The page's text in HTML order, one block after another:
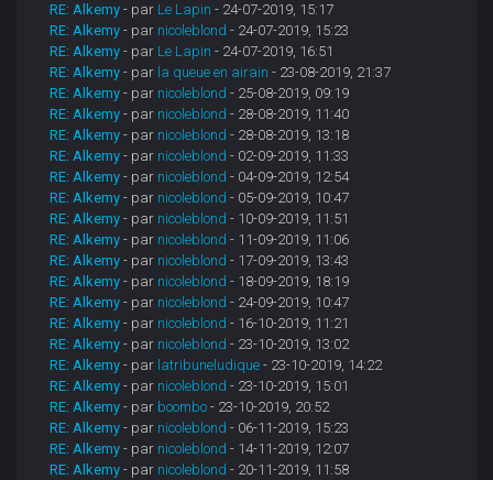
RE: Alkemy - par Le Lapin - 24-07-2019, 15:17
RE: Alkemy - par nicoleblond - 24-07-2019, 15:23
RE: Alkemy - par Le Lapin - 24-07-2019, 16:51
RE: Alkemy - par la queue en airain - 23-08-2019, 21:37
RE: Alkemy - par nicoleblond - 25-08-2019, 09:19
RE: Alkemy - par nicoleblond - 28-08-2019, 11:40
RE: Alkemy - par nicoleblond - 28-08-2019, 13:18
RE: Alkemy - par nicoleblond - 02-09-2019, 11:33
RE: Alkemy - par nicoleblond - 04-09-2019, 12:54
RE: Alkemy - par nicoleblond - 05-09-2019, 10:47
RE: Alkemy - par nicoleblond - 10-09-2019, 11:51
RE: Alkemy - par nicoleblond - 11-09-2019, 11:06
RE: Alkemy - par nicoleblond - 17-09-2019, 13:43
RE: Alkemy - par nicoleblond - 18-09-2019, 18:19
RE: Alkemy - par nicoleblond - 24-09-2019, 10:47
RE: Alkemy - par nicoleblond - 16-10-2019, 11:21
RE: Alkemy - par nicoleblond - 23-10-2019, 13:02
RE: Alkemy - par latribuneludique - 23-10-2019, 14:22
RE: Alkemy - par nicoleblond - 23-10-2019, 15:01
RE: Alkemy - par boombo - 23-10-2019, 20:52
RE: Alkemy - par nicoleblond - 06-11-2019, 15:23
RE: Alkemy - par nicoleblond - 14-11-2019, 12:07
RE: Alkemy - par nicoleblond - 20-11-2019, 11:58